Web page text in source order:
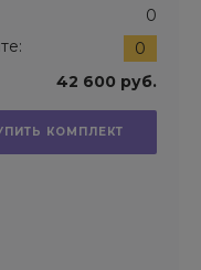
0
0
42 600 руб.
КОМПЛЕКТ